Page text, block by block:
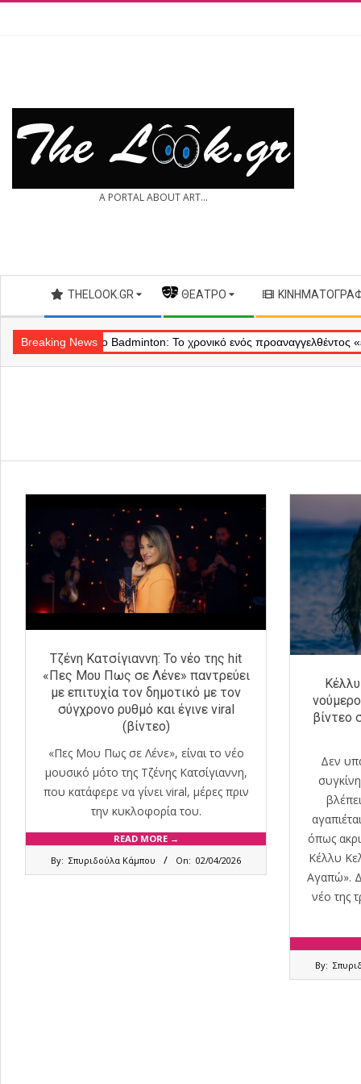
THE A PORTAL ABOUT ART...
Secondary
Navigation
Menu
THELOOK.GR — ΘΈΑΤΡΟ
Breaking News
Θέατρο Badminton: Το χρονικό ενός προαναγγελθέντος
Tζένη Κατσίγιαννη: Το νέο της hit
«Πες Μου Πως σε Λένε» παντρεύει
με επιτυχία τον δημοτικό με τον
σύγχρονο ρυθμό και έγινε viral
(βίντεο)
«Πες Μου Πως σε Λένε», είναι το νέο
μουσικό μότο της Τζένης Κατσίγιαννη,
που κατάφερε να γίνει viral, μέρες πριν
την κυκλοφορία του.
READ MORE →
By: Σπυριδούλα Κάμπου On: 02/04/2026
βίντεο
Δεν
όπως
Κέλλυ
Αγαπώ».
νέο της
By: